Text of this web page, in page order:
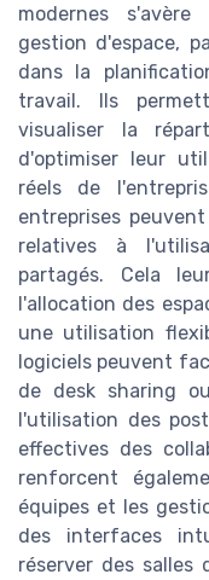
modernes
gestion d'espace,
dans la
travail. Ils
visualiser la
d'optimiser leur
réels de
entreprises
relatives à
partagés. Cela
l'allocation des
une utilisation
logiciels peuvent
de desk sharing
l'utilisation des
effectives des
renforcent
équipes et les
des interfaces
réserver des salles